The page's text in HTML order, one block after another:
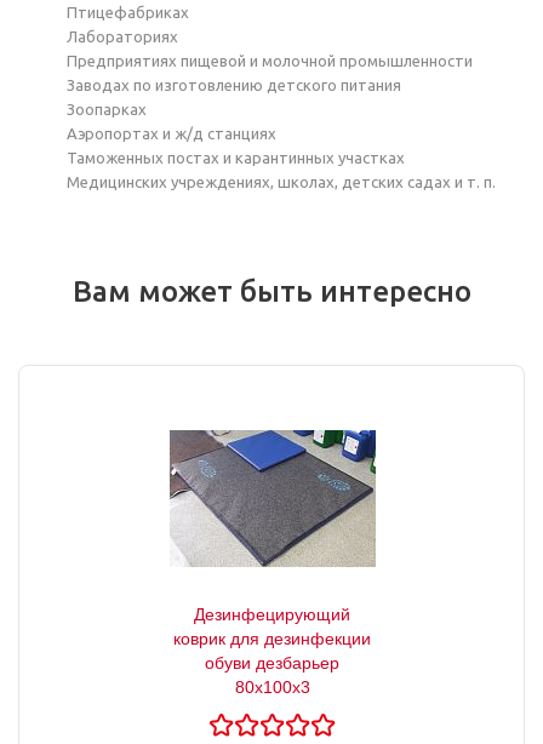
Птицефабриках
Лабораториях
Предприятиях пищевой и молочной промышленности
Заводах по изготовлению детского питания
Зоопарках
Аэропортах и ж/д станциях
Таможенных постах и карантинных участках
Медицинских учреждениях, школах, детских садах и т. п.
Вам может быть интересно
Дезинфецирующий
коврик для дезинфекции
обуви дезбарьер
80х100х3